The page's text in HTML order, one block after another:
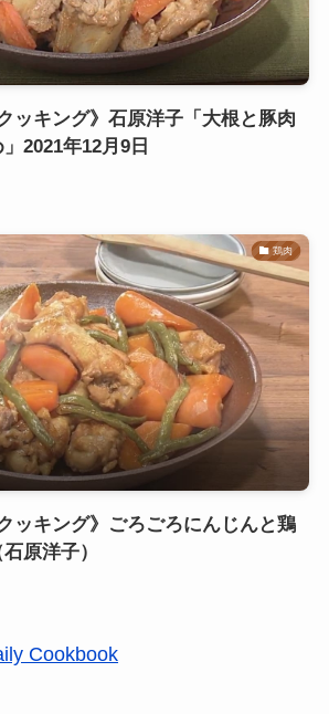
ッキング》石原洋子「大根と豚肉
2021年12月9日
鶏肉
ッキング》ごろごろにんじんと鶏
原洋子）
Cookbook